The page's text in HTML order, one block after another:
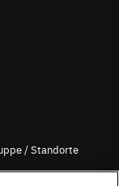
/ Standorte